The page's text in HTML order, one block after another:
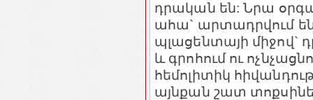
դրական են: Նրա
ահա` արտադրվում
պլացենտայի միջով`
և գրոհում ու
հեմոլիտիկ
այնքան շատ